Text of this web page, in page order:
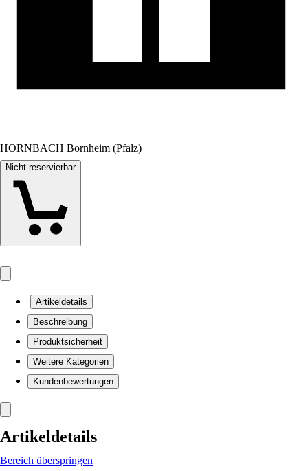
HORNBACH Bornheim (Pfalz)
Nicht reservierbar
Artikeldetails
Beschreibung
Produktsicherheit
Weitere Kategorien
Kundenbewertungen
Artikeldetails
Bereich überspringen